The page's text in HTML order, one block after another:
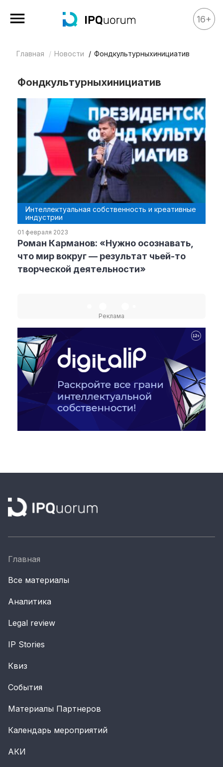
Все материалы
Аналитика
Legal review
События
IPQ.365
IP Stories
Квиз
О нас
Календарь
Рубрики
Интеллектуальная собственность
Дизайн и мода
Реклама и маркетинг
Архитектура и урбанистика
Наука и технологии
Медиа
Образование
Издательское дело
Материалы партнеров
Artists / Художники.РФ
n'RIS
Смотрите нас в соцсетях и мессенджерах
16+
Главная Новости Фондкультурныхинициатив
Фондкультурныхинициатив
Интеллектуальная собственность и креативные
индустрии
01 февраля 2023
Роман Карманов: «Нужно осознавать,
что мир вокруг — результат чьей-то
творческой деятельности»
Реклама
Главная
Все материалы
Аналитика
Legal review
IP Stories
Квиз
События
Материалы Партнеров
Календарь мероприятий
АКИ